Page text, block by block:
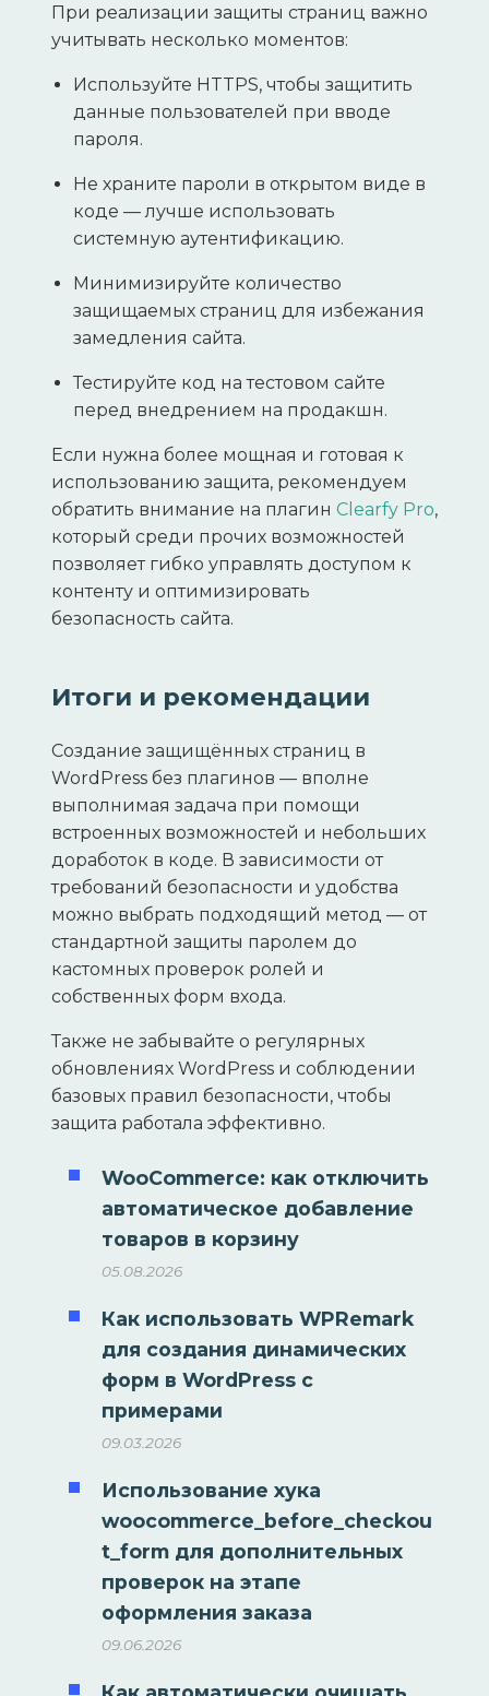
При реализации защиты страниц важно
учитывать несколько моментов:
Используйте HTTPS, чтобы защитить
данные пользователей при вводе
пароля.
Не храните пароли в открытом виде в
коде — лучше использовать
системную аутентификацию.
Минимизируйте количество
защищаемых страниц для избежания
замедления сайта.
Тестируйте код на тестовом сайте
перед внедрением на продакшн.
Если нужна более мощная и готовая к
использованию защита, рекомендуем
обратить внимание на плагин Clearfy Pro,
который среди прочих возможностей
позволяет гибко управлять доступом к
контенту и оптимизировать
безопасность сайта.
Итоги и рекомендации
Создание защищённых страниц в
WordPress без плагинов — вполне
выполнимая задача при помощи
встроенных возможностей и небольших
доработок в коде. В зависимости от
требований безопасности и удобства
можно выбрать подходящий метод — от
стандартной защиты паролем до
кастомных проверок ролей и
собственных форм входа.
Также не забывайте о регулярных
обновлениях WordPress и соблюдении
базовых правил безопасности, чтобы
защита работала эффективно.
WooCommerce: как отключить
автоматическое добавление
товаров в корзину
05.08.2026
Как использовать WPRemark
для создания динамических
форм в WordPress с
примерами
09.03.2026
Использование хука
woocommerce_before_checkou
t_form для дополнительных
проверок на этапе
оформления заказа
09.06.2026